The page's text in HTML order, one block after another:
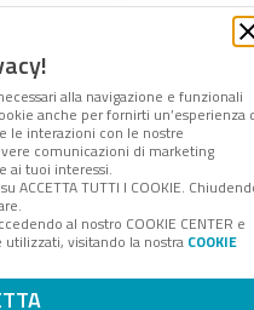
alla navigazione e funzionali
anche per fornirti un’esperienza
le interazioni con le nostre
comunicazioni di marketing
ai tuoi interessi.
TUTTI I COOKIE.
al nostro COOKIE CENTER e
visitando la nostra COOKIE